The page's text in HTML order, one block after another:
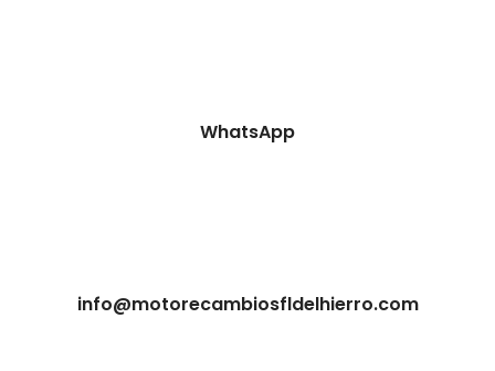
WhatsApp
info@motorecambiosfldelhierro.com